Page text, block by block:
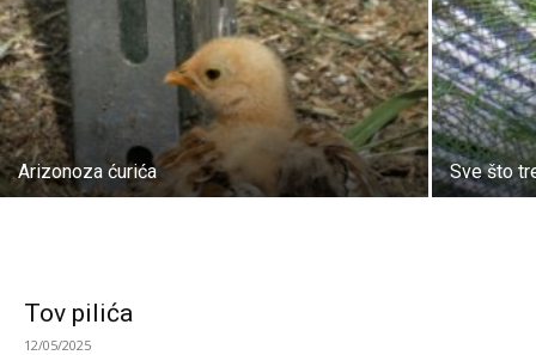
Arizonoza ćurića Sve što
Tov pilića
12/05/2025